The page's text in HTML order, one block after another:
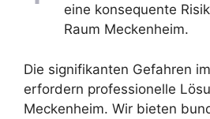
eine konsequente
Raum Meckenheim.
Die signifikanten Gefahren
erfordern professionelle
Meckenheim. Wir bieten